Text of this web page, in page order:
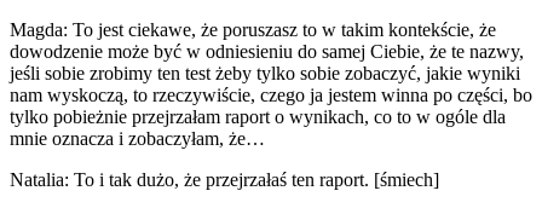
Magda: To jest ciekawe, że poruszasz to w takim kontekście, że
dowodzenie może być w odniesieniu do samej Ciebie, że te nazwy,
jeśli sobie zrobimy ten test żeby tylko sobie zobaczyć, jakie wyniki
nam wyskoczą, to rzeczywiście, czego ja jestem winna po części, bo
tylko pobieżnie przejrzałam raport o wynikach, co to w ogóle dla
mnie oznacza i zobaczyłam, że…
Natalia: To i tak dużo, że przejrzałaś ten raport. [śmiech]